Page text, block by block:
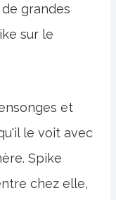
grandes
sur le
et
le voit avec
Spike
chez elle,